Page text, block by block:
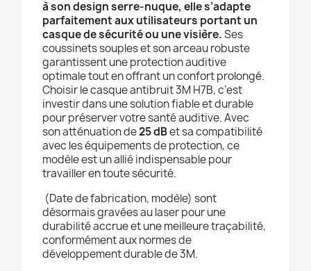
à son design serre-nuque, elle s’adapte
parfaitement aux utilisateurs portant un
casque de sécurité ou une visière.Ses
coussinets souples et son arceau robuste
garantissent une protection auditive
optimale tout en offrant un confort prolongé.
Choisir le casque antibruit 3M H7B, c’est
investir dans une solution fiable et durable
pour préserver votre santé auditive. Avec
son atténuation de25 dBet sa compatibilité
avec les équipements de protection, ce
modèle est un allié indispensable pour
travailler en toute sécurité.
(Date de fabrication, modèle) sont
désormais gravées au laser pour une
durabilité accrue et une meilleure traçabilité,
conformément aux normes de
développement durable de 3M.